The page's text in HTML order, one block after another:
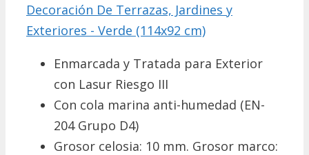
Decoración De Terrazas, Jardines y
Exteriores - Verde (114x92 cm)
Enmarcada y Tratada para Exterior
con Lasur Riesgo III
Con cola marina anti-humedad (EN-
204 Grupo D4)
Grosor celosia: 10 mm. Grosor marco: